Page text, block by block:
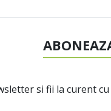
si fii la curent